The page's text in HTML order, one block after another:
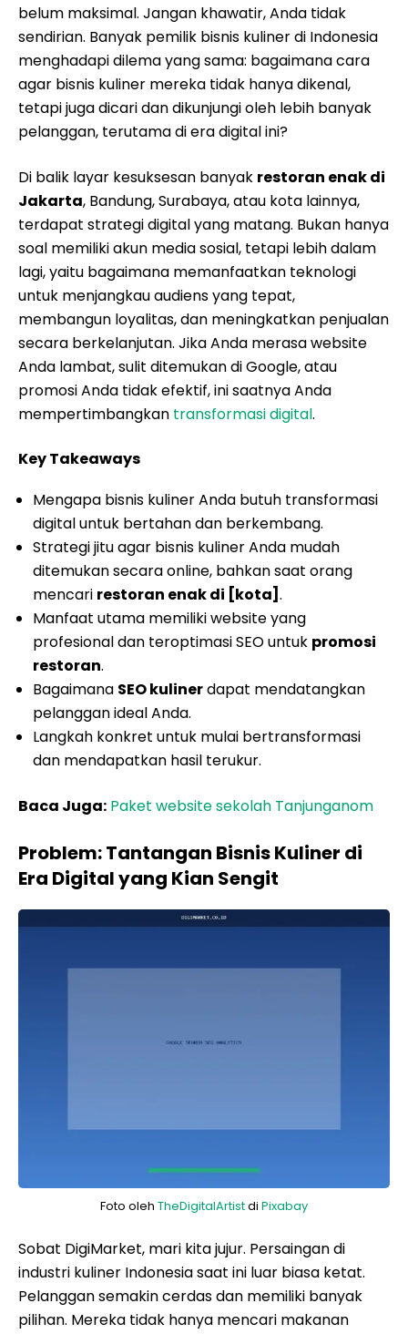
belum maksimal. Jangan khawatir, Anda tidak
sendirian. Banyak pemilik bisnis kuliner di Indonesia
menghadapi dilema yang sama: bagaimana cara
agar bisnis kuliner mereka tidak hanya dikenal,
tetapi juga dicari dan dikunjungi oleh lebih banyak
pelanggan, terutama di era digital ini?
Di balik layar kesuksesan banyak restoran enak di
Jakarta, Bandung, Surabaya, atau kota lainnya,
terdapat strategi digital yang matang. Bukan hanya
soal memiliki akun media sosial, tetapi lebih dalam
lagi, yaitu bagaimana memanfaatkan teknologi
untuk menjangkau audiens yang tepat,
membangun loyalitas, dan meningkatkan penjualan
secara berkelanjutan. Jika Anda merasa website
Anda lambat, sulit ditemukan di Google, atau
promosi Anda tidak efektif, ini saatnya Anda
mempertimbangkan transformasi digital.
Key Takeaways
Mengapa bisnis kuliner Anda butuh transformasi
digital untuk bertahan dan berkembang.
Strategi jitu agar bisnis kuliner Anda mudah
ditemukan secara online, bahkan saat orang
mencari restoran enak di [kota] .
Manfaat utama memiliki website yang
profesional dan teroptimasi SEO untuk promosi
restoran.
Bagaimana SEO kulinerdapat mendatangkan
pelanggan ideal Anda.
Langkah konkret untuk mulai bertransformasi
dan mendapatkan hasil terukur.
Baca Juga: Paket website sekolah Tanjunganom
Problem: Tantangan Bisnis Kuliner di
Era Digital yang Kian Sengit
Foto oleh TheDigitalArtistdi Pixabay
Sobat DigiMarket, mari kita jujur. Persaingan di
industri kuliner Indonesia saat ini luar biasa ketat.
Pelanggan semakin cerdas dan memiliki banyak
pilihan. Mereka tidak hanya mencari makanan